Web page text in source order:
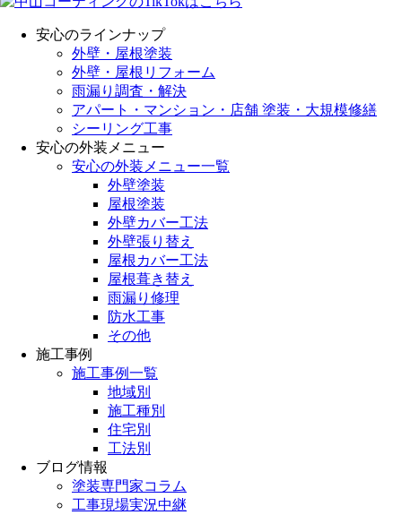
安心のラインナップ
外壁・屋根塗装
外壁・屋根リフォーム
雨漏り調査・解決
アパート・マンション・店舗 塗装・大規模修繕
シーリング工事
安心の外装メニュー
安心の外装メニュー一覧
外壁塗装
屋根塗装
外壁カバー工法
外壁張り替え
屋根カバー工法
屋根葺き替え
雨漏り修理
防水工事
その他
施工事例
施工事例一覧
地域別
施工種別
住宅別
工法別
ブログ情報
塗装専門家コラム
工事現場実況中継